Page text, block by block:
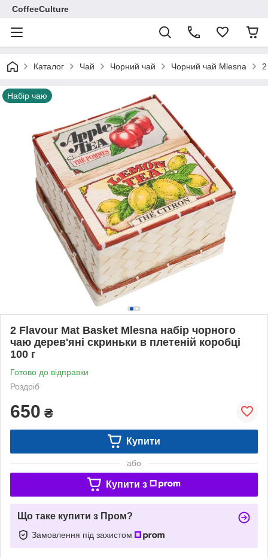
CoffeeCulture
Каталог Чай Чорний чай Чорний чай Mlesna
Набір чаю
2 Flavour Mat Basket Mlesna набір чорного
чаю дерев'яні скриньки в плетеній коробці
100 г
Готово до відправки
Роздріб
650 ₴
Купити
або
Купити з
Що таке купити з Пром?
Замовлення під захистом